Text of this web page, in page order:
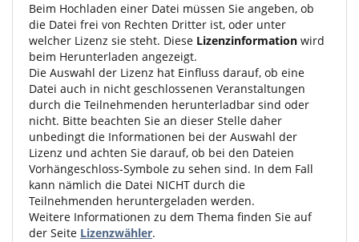
Beim Hochladen einer Datei müssen Sie angeben, ob
die Datei frei von Rechten Dritter ist, oder unter
welcher Lizenz sie steht. Diese Lizenzinformation wird
beim Herunterladen angezeigt.
Die Auswahl der Lizenz hat Einfluss darauf, ob eine
Datei auch in nicht geschlossenen Veranstaltungen
durch die Teilnehmenden herunterladbar sind oder
nicht. Bitte beachten Sie an dieser Stelle daher
unbedingt die Informationen bei der Auswahl der
Lizenz und achten Sie darauf, ob bei den Dateien
Vorhängeschloss-Symbole zu sehen sind. In dem Fall
kann nämlich die Datei NICHT durch die
Teilnehmenden heruntergeladen werden.
Weitere Informationen zu dem Thema finden Sie auf
der Seite Lizenzwähler.